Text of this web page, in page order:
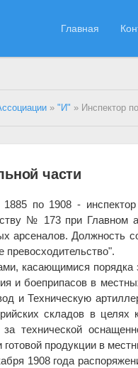
Главная
»"И" » Инспектор
части
1885 по 1908 -
№ 173 при Главном
арсеналов. Должность
касающимися порядка
и боеприпасов в
и Техническую
складов в
за технической
продукции в
1908 года